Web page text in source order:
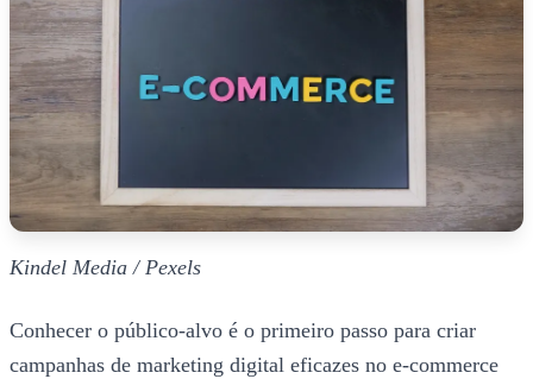
Kindel Media / Pexels
Conhecer o público-alvo é o primeiro passo para criar
campanhas de marketing digital eficazes no e-commerce